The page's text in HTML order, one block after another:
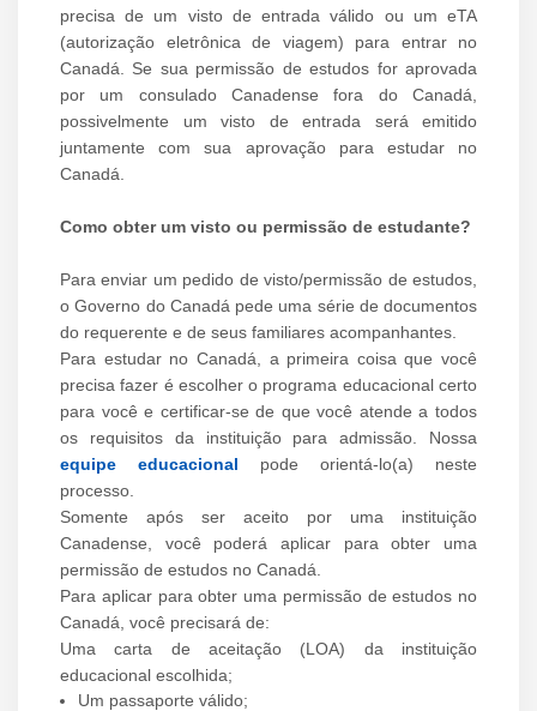
precisa de um visto de entrada válido ou um eTA
(autorização eletrônica de viagem) para entrar no
Canadá. Se sua permissão de estudos for aprovada
por um consulado Canadense fora do Canadá,
possivelmente um visto de entrada será emitido
juntamente com sua aprovação para estudar no
Canadá.
Como obter um visto ou permissão de estudante?
Para enviar um pedido de visto/permissão de estudos,
o Governo do Canadá pede uma série de documentos
do requerente e de seus familiares acompanhantes.
Para estudar no Canadá, a primeira coisa que você
precisa fazer é escolher o programa educacional certo
para você e certificar-se de que você atende a todos
os requisitos da instituição para admissão. Nossa
equipe educacional
pode orientá-lo(a) neste
processo.
Somente após ser aceito por uma instituição
Canadense, você poderá aplicar para obter uma
permissão de estudos no Canadá.
Para aplicar para obter uma permissão de estudos no
Canadá, você precisará de:
Uma carta de aceitação (LOA) da instituição
educacional escolhida;
Um passaporte válido;